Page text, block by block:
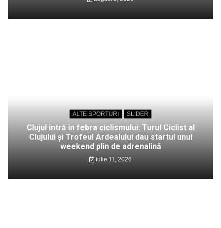
ALTE SPORTURI SLIDER
Clujul intră în febra ciclismului: Turul Ciclist al
Clujului și Trofeul Ardealului dau startul unui
weekend plin de adrenalină
iulie 11, 2026